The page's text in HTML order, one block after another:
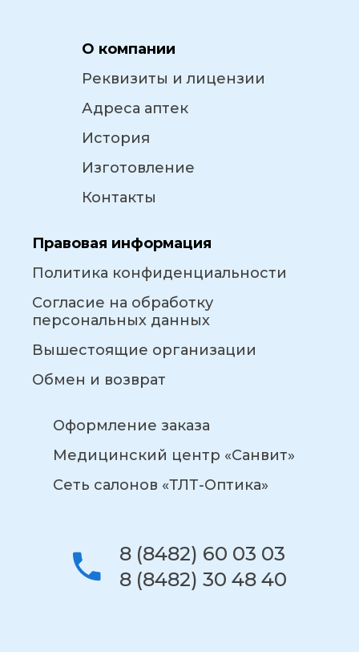
О компании
Реквизиты и лицензии
Адреса аптек
История
Изготовление
Контакты
Правовая информация
Политика конфиденциальности
Согласие на обработку
персональных данных
Вышестоящие организации
Обмен и возврат
Оформление заказа
Медицинский центр «Санвит»
Сеть салонов «ТЛТ-Оптика»
8 (8482) 60 03 03
8 (8482) 30 48 40